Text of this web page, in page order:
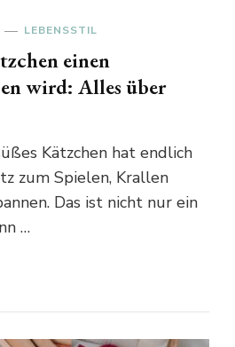
LEBENSSTIL
einen
wird: Alles über
Kätzchen hat endlich
zum Spielen, Krallen
Das ist nicht nur ein
…